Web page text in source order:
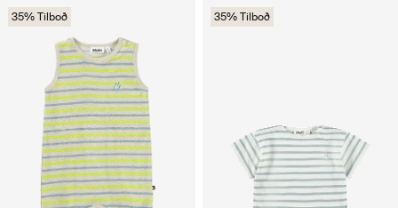
35% Tilboð 35% Tilboð